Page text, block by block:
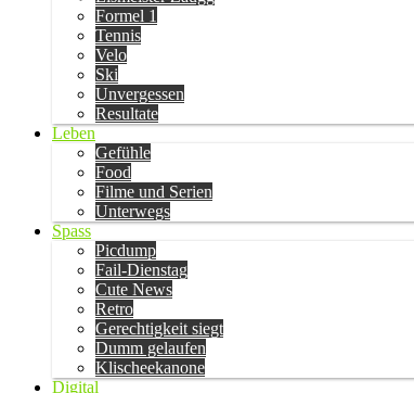
Formel 1
Tennis
Velo
Ski
Unvergessen
Resultate
Leben
Gefühle
Food
Filme und Serien
Unterwegs
Spass
Picdump
Fail-Dienstag
Cute News
Retro
Gerechtigkeit siegt
Dumm gelaufen
Klischeekanone
Digital